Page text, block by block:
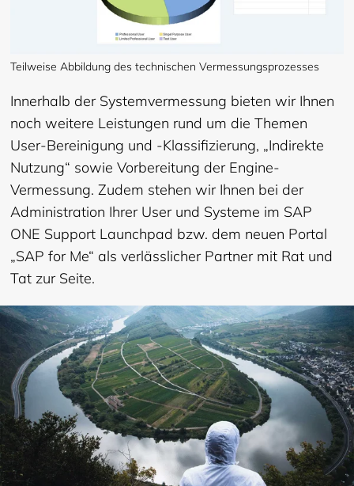
Teilweise Abbildung des technischen Vermessungsprozesses
Innerhalb der Systemvermessung bieten wir Ihnen
noch weitere Leistungen rund um die Themen
User-Bereinigung und -Klassifizierung, „Indirekte
Nutzung“ sowie Vorbereitung der Engine-
Vermessung. Zudem stehen wir Ihnen bei der
Administration Ihrer User und Systeme im SAP
ONE Support Launchpad bzw. dem neuen Portal
„SAP for Me“ als verlässlicher Partner mit Rat und
Tat zur Seite.